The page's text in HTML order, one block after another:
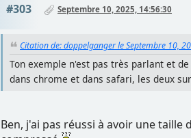
#303 Septembre 10, 2025, 14:56:30
Citation de: doppelganger le Septembre 10,
Ton exemple n'est pas très parlant et
dans chrome et dans safari, les deux
Ben, j'ai pas réussi à avoir une